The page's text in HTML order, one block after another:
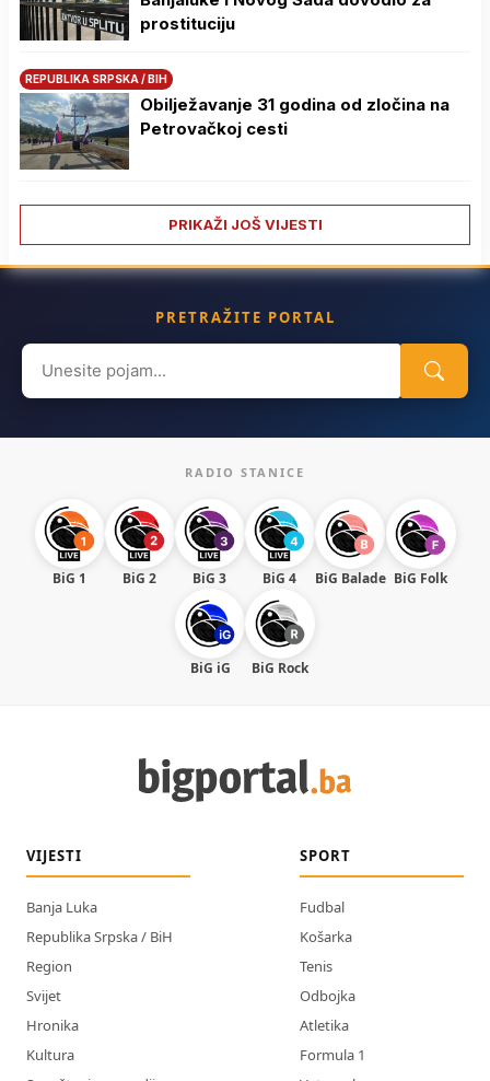
prostituciju
REPUBLIKA SRPSKA / BIH
Obilježavanje 31 godina od zločina na
Petrovačkoj cesti
PRIKAŽI JOŠ VIJESTI
PRETRAŽITE PORTAL
Search
for:
RADIO STANICE
BiG 1 BiG 2 BiG 3 BiG 4 BiG Balade BiG Folk
BiG iG BiG Rock
VIJESTI
Banja Luka
Republika Srpska / BiH
Region
Svijet
Hronika
Kultura
SPORT
Fudbal
Košarka
Tenis
Odbojka
Atletika
Formula 1